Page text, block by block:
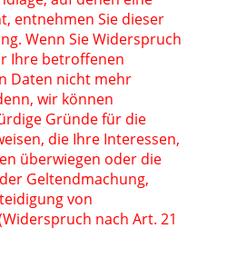
entnehmen Sie dieser
Wenn Sie Widerspruch
Ihre betroffenen
Daten nicht mehr
wir können
Gründe für die
die Ihre Interessen,
überwiegen oder die
Geltendmachung,
von
nach Art. 21